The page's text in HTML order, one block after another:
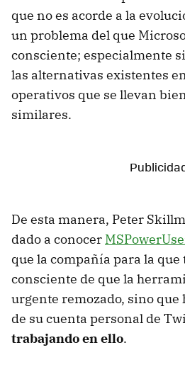
que no es acorde a la
un problema del que
consciente; especialmente
las alternativas existentes
operativos que se llevan
similares.
De esta manera, Peter
dado a conocer
que la compañía para la que
consciente de que la
urgente remozado, sino que
de su cuenta personal de
trabajando en ello.